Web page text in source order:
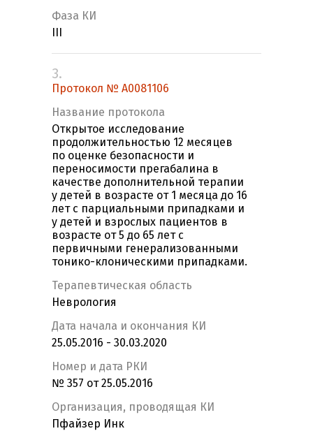
Фаза КИ
3.
Протокол № A0081106
Название протокола
Открытое исследование
продолжительностью 12 месяцев
по оценке безопасности и
переносимости прегабалина в
качестве дополнительной терапии
у детей в возрасте от 1 месяца до 16
лет с парциальными припадками и
у детей и взрослых пациентов в
возрасте от 5 до 65 лет с
первичными генерализованными
тонико-клоническими припадками.
Терапевтическая область
Неврология
Дата начала и окончания КИ
25.05.2016 - 30.03.2020
Номер и дата РКИ
№ 357 от 25.05.2016
Организация, проводящая КИ
Пфайзер Инк